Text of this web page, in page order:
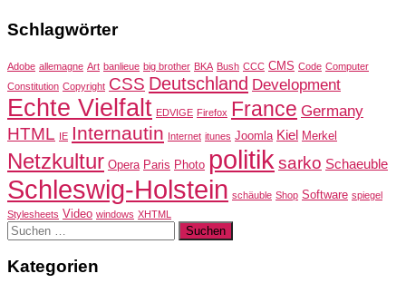
Schlagwörter
Adobe allemagne Art banlieue big brother BKA Bush CCC CMS Code Computer
Constitution Copyright CSS Deutschland Development
Echte Vielfalt EDVIGE Firefox France Germany
HTML IE Internautin Internet itunes Joomla Kiel Merkel
Netzkultur Opera Paris Photo politik sarko Schaeuble
Schleswig-Holstein schäuble Shop Software spiegel
Stylesheets Video windows XHTML
Suchen
nach:
Kategorien